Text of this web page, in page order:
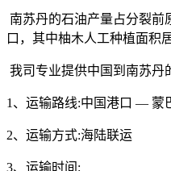
南苏丹的石油产量占分裂前
口，其中柚木人工种植面积
我司专业提供中国到南苏丹
1、运输路线:中国港口 — 蒙
2、运输方式:海陆联运
3、运输时间: